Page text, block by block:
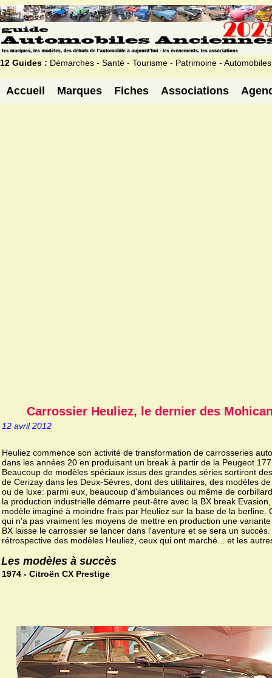
12 Guides : Démarches - Santé - Tourisme - Patrimoine - Automobiles
Accueil Marques Fiches Associations
Carrossier Heuliez, le dernier des
12 avril 2012
Heuliez commence son activité de transformation de carrosseries
dans les années 20 en produisant un break à partir de la Peugeot
Beaucoup de modèles spéciaux issus des grandes séries sortiront
de Cerizay dans les Deux-Sèvres, dont des utilitaires, des modèles
ou de luxe: parmi eux, beaucoup d'ambulances ou même de
la production industrielle démarre peut-être avec la BX break
modèle imaginé à moindre frais par Heuliez sur la base de la berline.
qui n'a pas vraiment les moyens de mettre en production une
BX laisse le carrossier se lancer dans l'aventure et se sera un succès.
rétrospective des modèles Heuliez, ceux qui ont marché... et les
Les modèles à succès
1974 - Citroën CX Prestige